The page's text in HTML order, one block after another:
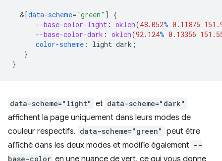
&[data-scheme="green" ]
{
--base-color-light : oklch(48.052% 0.11875
--base-color-dark : oklch(92.124% 0.13356
color-scheme : light dark ;
}
}
data-scheme="light" et data-scheme="dark"
affichent la page uniquement dans leurs modes de
couleur respectifs. data-scheme="green" peut être
affiché dans les deux modes et modifie également --
base-color en une nuance de vert, ce qui vous donne